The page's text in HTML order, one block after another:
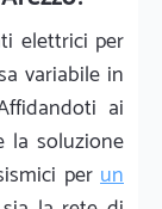
elettrici per
variabile in
ai
la soluzione
per un